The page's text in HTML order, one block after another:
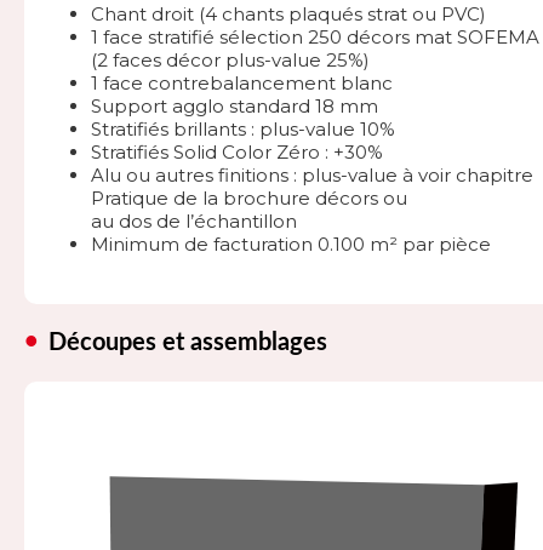
Chant droit (4 chants plaqués strat ou PVC)
1 face stratifié sélection 250 décors mat SOFEMA
(2 faces décor plus-value 25%)
1 face contrebalancement blanc
Support agglo standard 18 mm
Stratifiés brillants : plus-value 10%
Stratifiés Solid Color Zéro : +30%
Alu ou autres finitions : plus-value à voir chapitre
Pratique de la brochure décors ou
au dos de l’échantillon
Minimum de facturation 0.100 m² par pièce
Découpes et assemblages